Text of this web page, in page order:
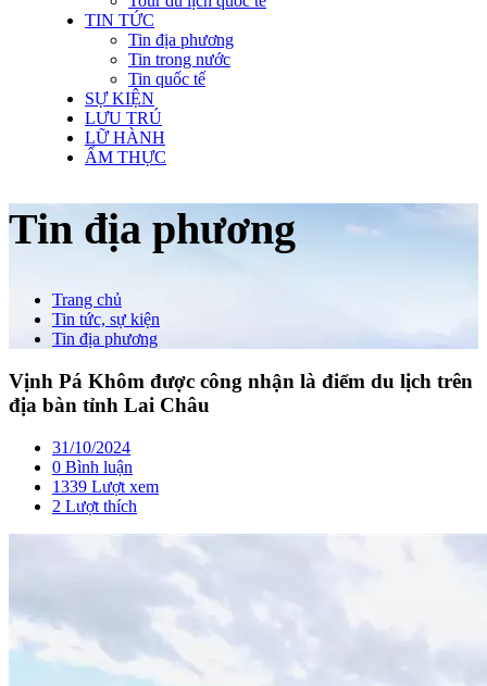
TIN TỨC
Tin địa phương
Tin trong nước
Tin quốc tế
SỰ KIỆN
LƯU TRÚ
LỮ HÀNH
ẨM THỰC
Tin địa phương
Trang chủ
Tin tức, sự kiện
Tin địa phương
Vịnh Pá Khôm được công nhận là điểm du lịch trên
địa bàn tỉnh Lai Châu
31/10/2024
0 Bình luận
1339 Lượt xem
2 Lượt thích